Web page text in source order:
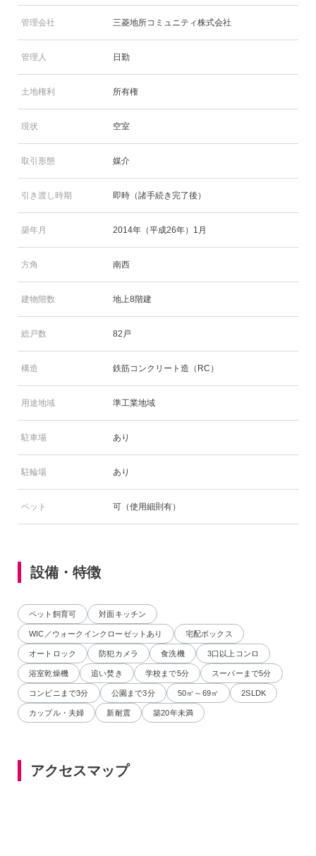
管理会社 三菱地所コミュニティ株式会社
管理人 日勤
土地権利 所有権
現状 空室
取引形態 媒介
引き渡し時期 即時（諸手続き完了後）
築年月 2014年（平成26年）1月
方角 南西
建物階数 地上8階建
総戸数 82戸
構造 鉄筋コンクリート造（RC）
用途地域 準工業地域
駐車場 あり
駐輪場 あり
ペット 可（使用細則有）
設備・特徴
ペット飼育可 対面キッチン
WIC／ウォークインクローゼットあり 宅配ボックス
オートロック 防犯カメラ 食洗機 3口以上コンロ
浴室乾燥機 追い焚き 学校まで5分 スーパーまで5分
コンビニまで3分 公園まで3分 50㎡～69㎡ 2SLDK
カップル・夫婦 新耐震 築20年未満
アクセスマップ